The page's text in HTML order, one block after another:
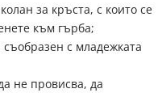
за кръста, с които се
към гърба;
с младежката
не провисва, да